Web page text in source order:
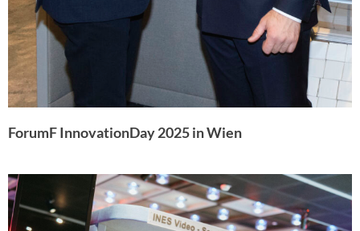
ForumF InnovationDay 2025 in Wien